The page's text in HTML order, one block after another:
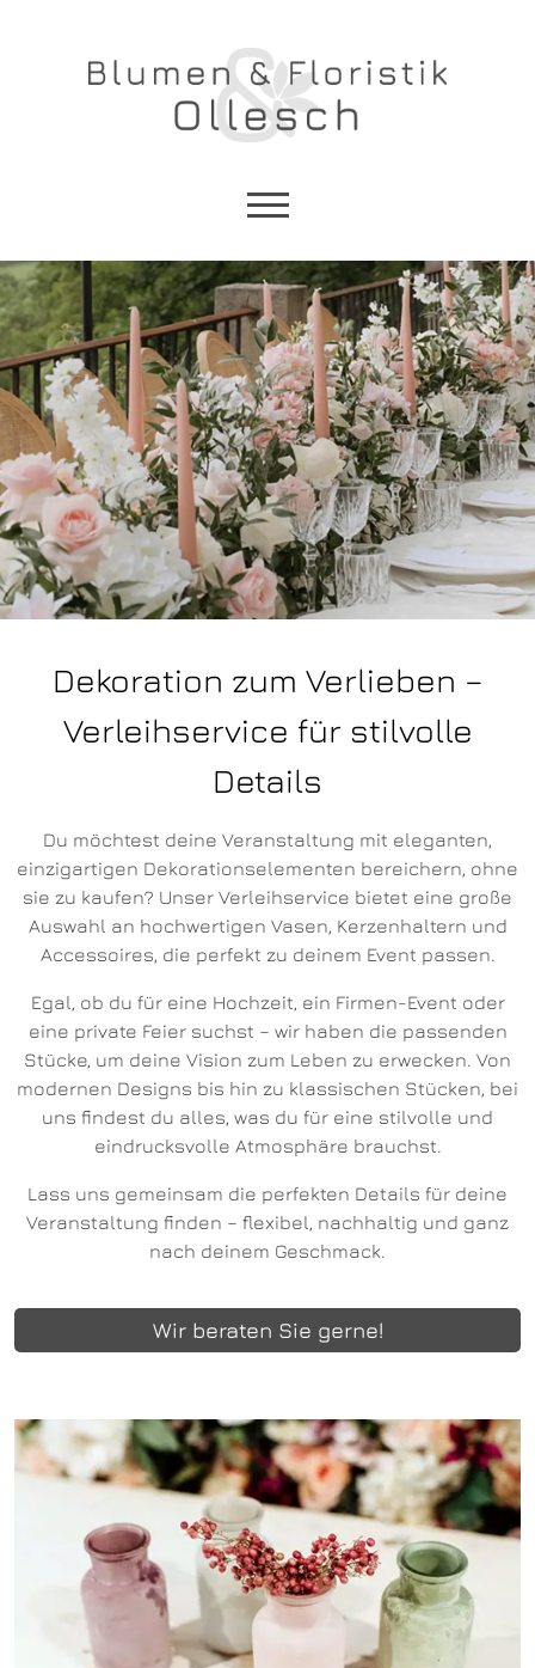
Dekoration zum Verlieben –
Verleihservice für stilvolle
Details
Du möchtest deine Veranstaltung mit eleganten,
einzigartigen Dekorationselementen bereichern, ohne
sie zu kaufen? Unser Verleihservice bietet eine große
Auswahl an hochwertigen Vasen, Kerzenhaltern und
Accessoires, die perfekt zu deinem Event passen.
Egal, ob du für eine Hochzeit, ein Firmen-Event oder
eine private Feier suchst – wir haben die passenden
Stücke, um deine Vision zum Leben zu erwecken. Von
modernen Designs bis hin zu klassischen Stücken, bei
uns findest du alles, was du für eine stilvolle und
eindrucksvolle Atmosphäre brauchst.
Lass uns gemeinsam die perfekten Details für deine
Veranstaltung finden – flexibel, nachhaltig und ganz
nach deinem Geschmack.
Wir beraten Sie gerne!